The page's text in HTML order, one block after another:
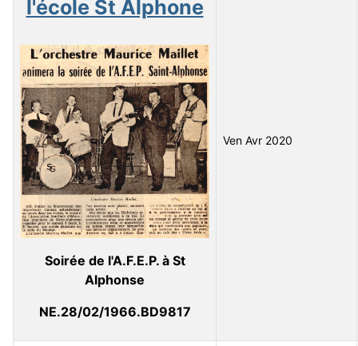
l'école St Alphone
Soirée de l'A.F.E.P. à St
Alphonse
NE.28/02/1966.BD9817
Ven Avr 2020